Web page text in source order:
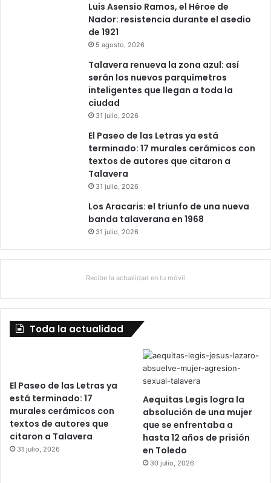
Luis Asensio Ramos, el Héroe de
Nador: resistencia durante el asedio
de 1921
5 agosto, 2026
Talavera renueva la zona azul: así
serán los nuevos parquímetros
inteligentes que llegan a toda la
ciudad
31 julio, 2026
El Paseo de las Letras ya está
terminado: 17 murales cerámicos con
textos de autores que citaron a
Talavera
31 julio, 2026
Los Aracaris: el triunfo de una nueva
banda talaverana en 1968
31 julio, 2026
Recibe la actualidad en tu móvil
Toda la actualidad
El Paseo de las Letras ya
está terminado: 17
murales cerámicos con
textos de autores que
citaron a Talavera
31 julio, 2026
Aequitas Legis logra la
absolución de una mujer
que se enfrentaba a
hasta 12 años de prisión
en Toledo
30 julio, 2026